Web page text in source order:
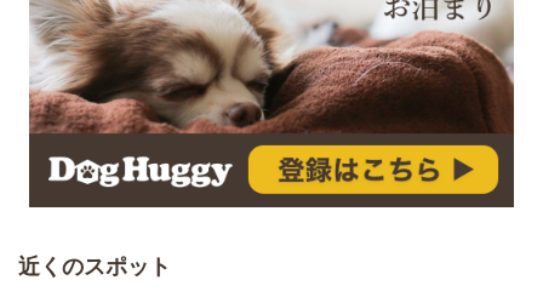
近くのスポット